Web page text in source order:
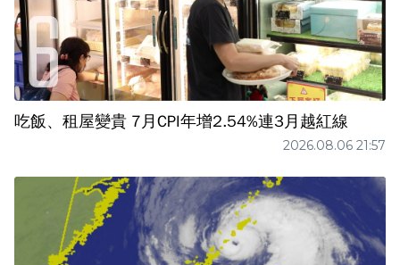
吃飯、租屋變貴 7月CPI年增2.54%連3月越紅線
2026.08.06 21:57